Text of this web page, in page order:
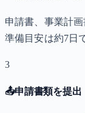
申請書、事業計
準備目安は約7日
3
📤申請書類を提出